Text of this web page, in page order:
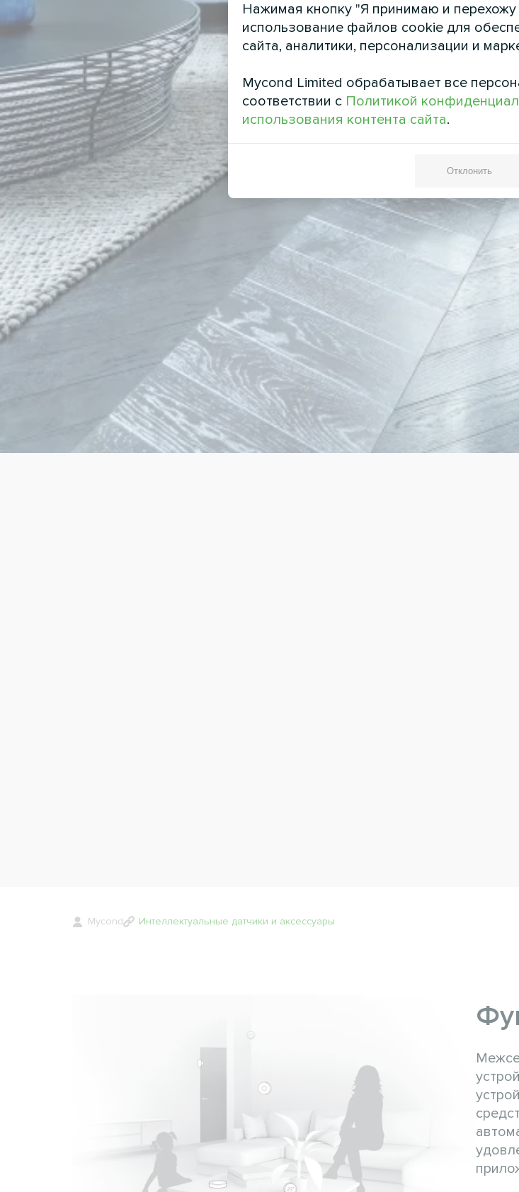
Mycond Интеллектуальные датчики и аксессуары
Нажимая кнопку "Я принимаю и перехожу
использование файлов cookie для
сайта, аналитики, персонализации и
Mycond Limited обрабатывает все
соответствии с Политикой
использования контента сайта.
Отклонить